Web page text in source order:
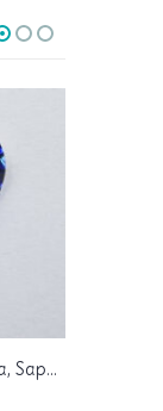
PrR-14-SAP Rivoli, 14 mm, Preciosa, Sapphire